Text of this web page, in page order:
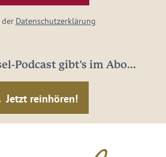
Datenschutzerklärung
Podcast gibt's im Abo...
Jetzt reinhören!